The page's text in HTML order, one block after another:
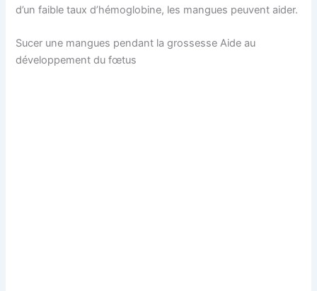
d’un faible taux d’hémoglobine, les mangues peuvent aider.
Sucer une mangues pendant la grossesse Aide au
développement du fœtus